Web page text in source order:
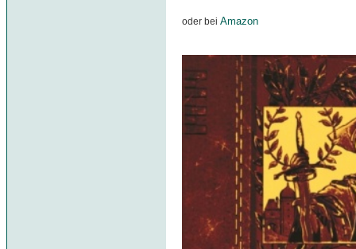
oder bei Amazon